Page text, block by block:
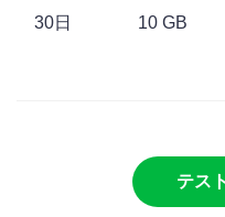
30日 10 GB
テス